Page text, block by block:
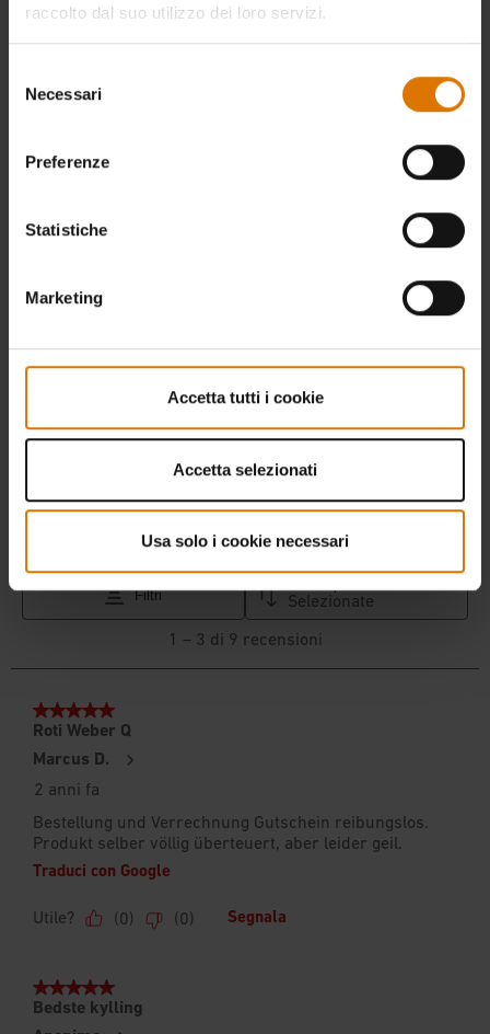
raccolto dal suo utilizzo dei loro servizi.
delNecessari
Preferenze
Statistiche
Marketing
Accetta tutti i cookie
Accetta selezionati
Usa solo i cookie necessari